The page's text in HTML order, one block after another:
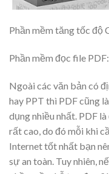
Phần mềm tăng tốc độ
Phần mềm đọc file PDF:
Ngoài các văn bản có
hay PPT thì PDF cũng
dụng nhiều nhất. PDF
rất cao, do đó mỗi khi
Internet tốt nhất bạn
sự an toàn. Tuy nhiên,